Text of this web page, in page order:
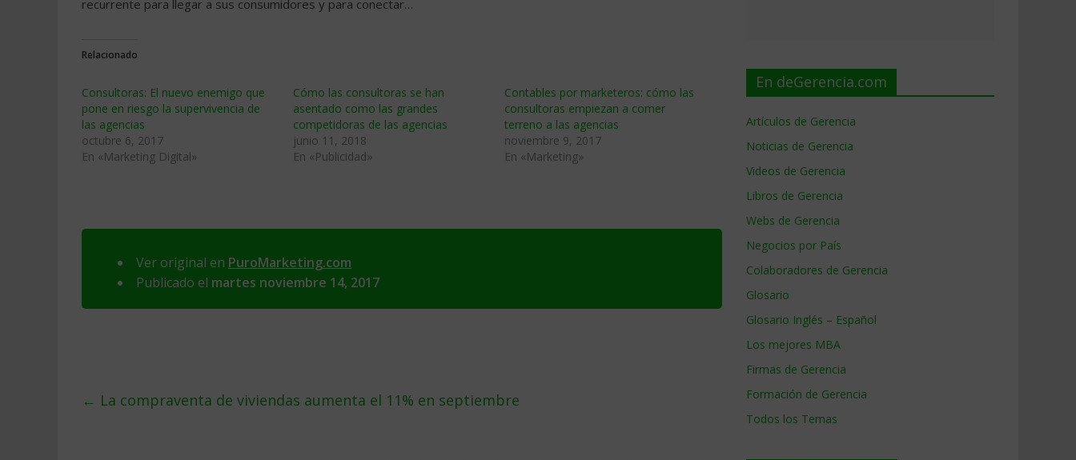
recurrente para llegar a sus consumidores y para conectar…
Relacionado
Consultoras: El nuevo enemigo que
pone en riesgo la supervivencia de
las agencias
octubre 6, 2017
En «Marketing Digital»
Cómo las consultoras se han
asentado como las grandes
competidoras de las agencias
junio 11, 2018
En «Publicidad»
Contables por marketeros: cómo las
consultoras empiezan a comer
terreno a las agencias
noviembre 9, 2017
En «Marketing»
Ver original en PuroMarketing.com
Publicado el martes noviembre 14, 2017
← La compraventa de viviendas aumenta el 11% en septiembre
En deGerencia.com
Artículos de Gerencia
Noticias de Gerencia
Videos de Gerencia
Libros de Gerencia
Webs de Gerencia
Negocios por País
Colaboradores de Gerencia
Glosario
Glosario Inglés – Español
Los mejores MBA
Firmas de Gerencia
Formación de Gerencia
Todos los Temas